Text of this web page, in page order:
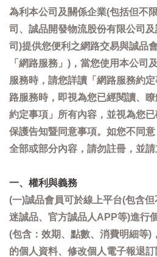
為利本公司及關係企業(包括但不
司、誠品開發物流股份有限公司
司)提供您便利之網路交易與誠品
「網路服務」)，當您使用本公司
服務時，請您詳讀「網路服務約
路服務時，即視為您已經閱讀、
約定事項」所有內容，並視為您
保護告知暨同意事項。如您不同
全部或部分內容，請勿註冊，並請
一、權利與義務
(一)誠品會員可於線上平台(包含但
迷誠品、官方誠品人APP等)進行
(包含：效期、點數、消費明細等)
的個人資料、修改個人電子報退